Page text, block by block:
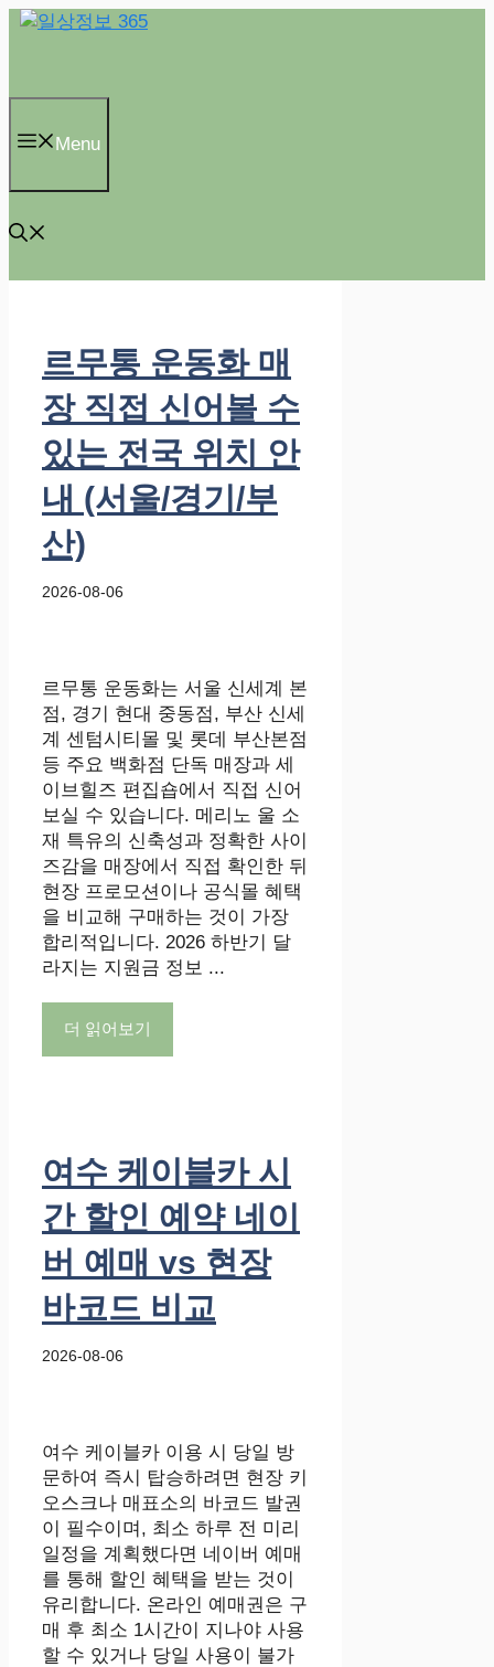
컨
로
너
기
Menu
르무통 운동화 매
장 직접 신어볼 수
있는 전국 위치 안
내 (서울/경기/부
산)
2026-08-06
르무통 운동화는 서울 신세계 본
점, 경기 현대 중동점, 부산 신세
계 센텀시티몰 및 롯데 부산본점
등 주요 백화점 단독 매장과 세
이브힐즈 편집숍에서 직접 신어
보실 수 있습니다. 메리노 울 소
재 특유의 신축성과 정확한 사이
즈감을 매장에서 직접 확인한 뒤
현장 프로모션이나 공식몰 혜택
을 비교해 구매하는 것이 가장
합리적입니다. 2026 하반기 달
라지는 지원금 정보 ...
더 읽어보기
여수 케이블카 시
간 할인 예약 네이
버 예매 vs 현장
바코드 비교
2026-08-06
여수 케이블카 이용 시 당일 방
문하여 즉시 탑승하려면 현장 키
오스크나 매표소의 바코드 발권
이 필수이며, 최소 하루 전 미리
일정을 계획했다면 네이버 예매
를 통해 할인 혜택을 받는 것이
유리합니다. 온라인 예매권은 구
매 후 최소 1시간이 지나야 사용
할 수 있거나 당일 사용이 불가